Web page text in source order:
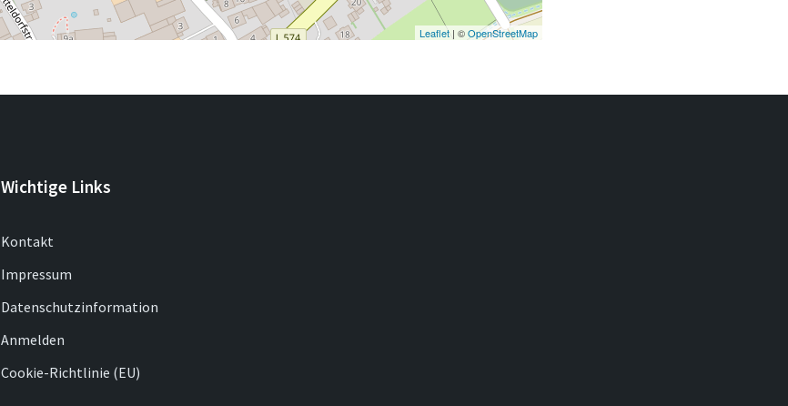
Leaflet| ©OpenStreetMap
Wichtige Links
Kontakt
Impressum
Datenschutzinformation
Anmelden
Cookie-Richtlinie (EU)